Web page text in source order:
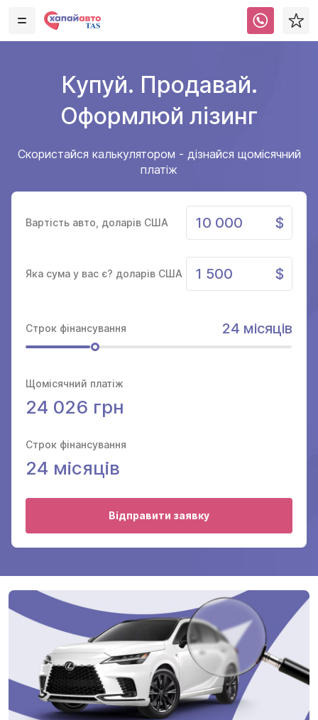
Купуй. Продавай.
Оформлюй лізинг
Скористайся калькулятором - дізнайся щомісячний
платіж
Вартість авто, доларів США
Яка сума у вас є? доларів США
Строк фінансування 24 місяців
Щомісячний платіж
24 026 грн
Строк фінансування
24 місяців
Відправити заявку